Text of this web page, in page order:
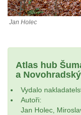
Jan Holec
Atlas hub
a
Vydalo
Autoři:
Jan Holec,